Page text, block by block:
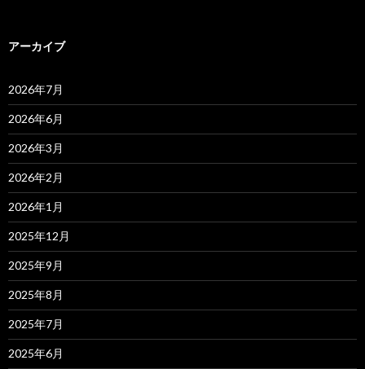
アーカイブ
2026年7月
2026年6月
2026年3月
2026年2月
2026年1月
2025年12月
2025年9月
2025年8月
2025年7月
2025年6月